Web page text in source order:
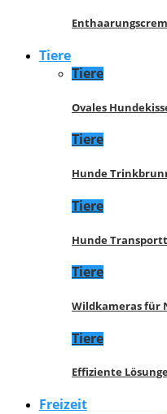
Tiere
Tiere
Ovales
Tiere
Hunde
Tiere
Hunde
Tiere
Wildkameras für
Tiere
Effiziente
Freizeit